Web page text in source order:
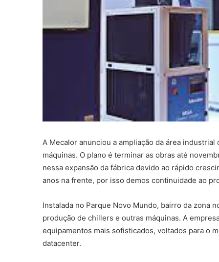
A Mecalor anunciou a ampliação da área
máquinas. O plano é terminar as obras até
nessa expansão da fábrica devido ao rápido
anos na frente, por isso demos continuidade ao
Instalada no Parque Novo Mundo, bairro da zona
produção de chillers e outras máquinas. A
equipamentos mais sofisticados, voltados para o
datacenter.